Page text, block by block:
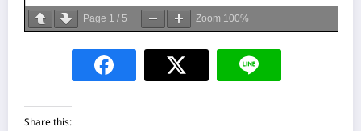
Page 1 / 5 Zoom 100%
Share this: